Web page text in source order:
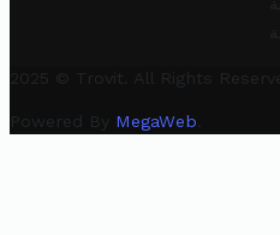
2025 © Trovit. All Rights
Powered By MegaWeb